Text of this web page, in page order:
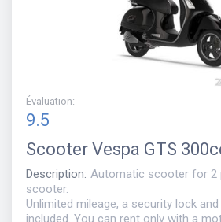
Évaluation:
9.5
Scooter Vespa GTS
Description: Automatic scooter for 2
scooter.
Unlimited mileage, a security lock
included. You can rent only with a